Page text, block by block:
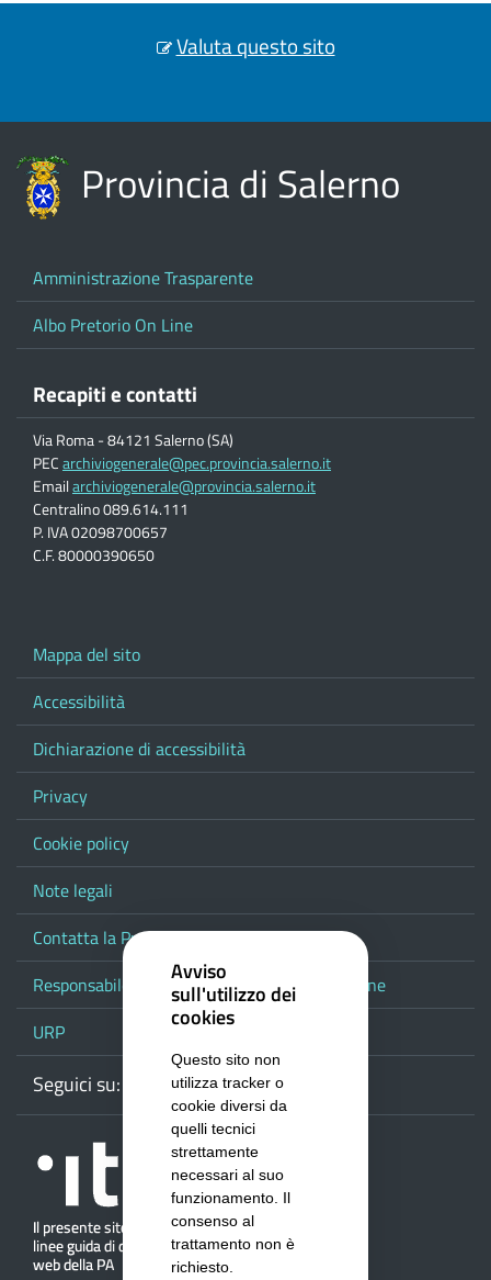
Valuta questo sito
Provincia di Salerno
Amministrazione Trasparente
Albo Pretorio On Line
Recapiti e contatti
Via Roma - 84121 Salerno (SA)
PECarchiviogenerale@pec.provincia.salerno.it
Emailarchiviogenerale@provincia.salerno.it
Centralino 089.614.111
P. IVA 02098700657
C.F. 80000390650
Mappa del sito
Accessibilità
Dichiarazione di accessibilità
Privacy
Cookie policy
Note legali
Contatta la Provincia
Responsabile del procedimento di pubblicazione
URP
Seguici su: WebmailFacebook
Youtube
Avviso
sull'utilizzo dei
cookies
Questo sito non
utilizza tracker o
cookie diversi da
quelli tecnici
strettamente
necessari al suo
funzionamento. Il
consenso al
trattamento non è
richiesto.